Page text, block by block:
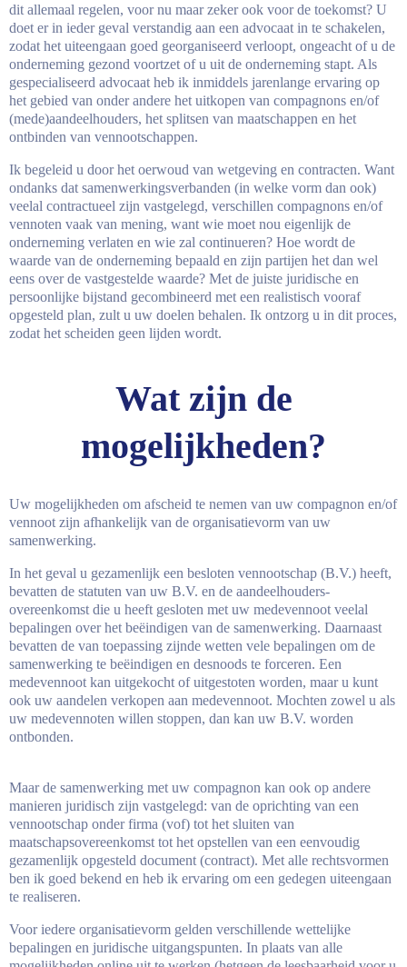
dit allemaal regelen, voor nu maar zeker ook voor de toekomst? U
doet er in ieder geval verstandig aan een advocaat in te schakelen,
zodat het uiteengaan goed georganiseerd verloopt, ongeacht of u de
onderneming gezond voortzet of u uit de onderneming stapt. Als
gespecialiseerd advocaat heb ik inmiddels jarenlange ervaring op
het gebied van onder andere het uitkopen van compagnons en/of
(mede)aandeelhouders, het splitsen van maatschappen en het
ontbinden van vennootschappen.
Ik begeleid u door het oerwoud van wetgeving en contracten. Want
ondanks dat samenwerkingsverbanden (in welke vorm dan ook)
veelal contractueel zijn vastgelegd, verschillen compagnons en/of
vennoten vaak van mening, want wie moet nou eigenlijk de
onderneming verlaten en wie zal continueren? Hoe wordt de
waarde van de onderneming bepaald en zijn partijen het dan wel
eens over de vastgestelde waarde? Met de juiste juridische en
persoonlijke bijstand gecombineerd met een realistisch vooraf
opgesteld plan, zult u uw doelen behalen. Ik ontzorg u in dit proces,
zodat het scheiden geen lijden wordt.
Wat zijn de
mogelijkheden?
Uw mogelijkheden om afscheid te nemen van uw compagnon en/of
vennoot zijn afhankelijk van de organisatievorm van uw
samenwerking.
In het geval u gezamenlijk een besloten vennootschap (B.V.) heeft,
bevatten de statuten van uw B.V. en de aandeelhouders-
overeenkomst die u heeft gesloten met uw medevennoot veelal
bepalingen over het beëindigen van de samenwerking. Daarnaast
bevatten de van toepassing zijnde wetten vele bepalingen om de
samenwerking te beëindigen en desnoods te forceren. Een
medevennoot kan uitgekocht of uitgestoten worden, maar u kunt
ook uw aandelen verkopen aan medevennoot. Mochten zowel u als
uw medevennoten willen stoppen, dan kan uw B.V. worden
ontbonden.
Maar de samenwerking met uw compagnon kan ook op andere
manieren juridisch zijn vastgelegd: van de oprichting van een
vennootschap onder firma (vof) tot het sluiten van
maatschapsovereenkomst tot het opstellen van een eenvoudig
gezamenlijk opgesteld document (contract). Met alle rechtsvormen
ben ik goed bekend en heb ik ervaring om een gedegen uiteengaan
te realiseren.
Voor iedere organisatievorm gelden verschillende wettelijke
bepalingen en juridische uitgangspunten. In plaats van alle